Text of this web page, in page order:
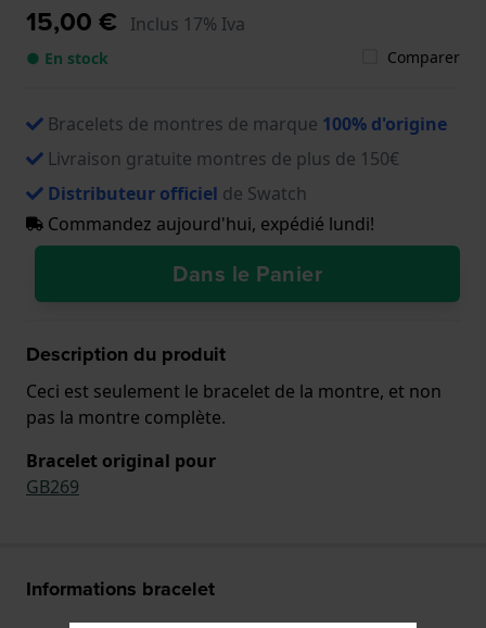
15,00 € Inclus 17% Iva
● En stock Comparer
Bracelets de montres de marque 100% d'origine
Livraison gratuite montres de plus de 150€
Distributeur officiel de Swatch
Commandez aujourd'hui, expédié lundi!
Dans le Panier
Description du produit
Ceci est seulement le bracelet de la montre, et non
pas la montre complète.
Bracelet original pour
GB269
Informations bracelet